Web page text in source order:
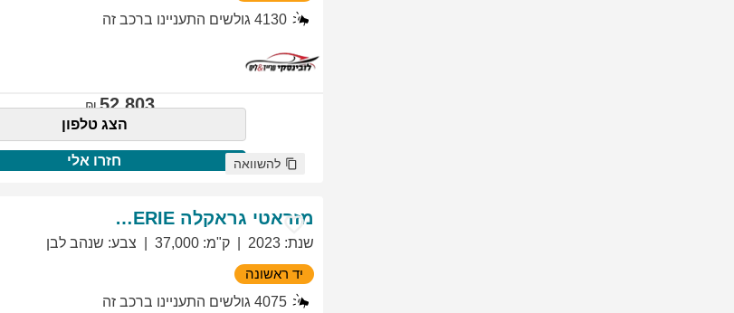
4130 גולשים התעניינו ברכב זה
52,803
הצג טלפון
חזרו אלי להשוואה
מזראטי גראקלה PRIMASERIE
שנת:
2023 ק"מ:
37,000 צבע: שנהב לבן
יד ראשונה
4075 גולשים התעניינו ברכב זה